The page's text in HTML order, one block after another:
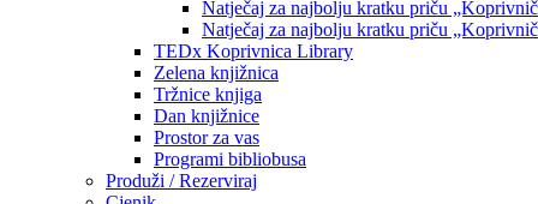
Natječaj za najbolju kratku priču
Natječaj za najbolju kratku priču
TEDx Koprivnica Library
Zelena knjižnica
Tržnice knjiga
Dan knjižnice
Prostor za vas
Programi bibliobusa
Produži / Rezerviraj